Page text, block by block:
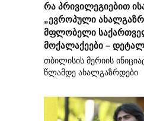
რა პრივილეგიებით
„ევროპული
მფლობელი
მოქალაქეები –
თბილისის მერიის
წლამდე ახალგაზრდები